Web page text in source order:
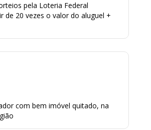
pela Loteria Federal
de 20 vezes o valor do aluguel +
com bem imóvel quitado, na